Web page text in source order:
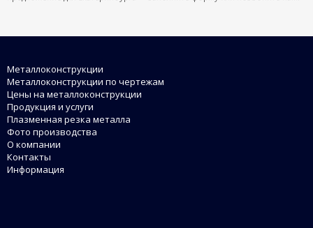
Металлоконструкции
Металлоконструкции по чертежам
Цены на металлоконструкции
Продукция и услуги
Плазменная резка металла
Фото производства
О компании
Контакты
Информация